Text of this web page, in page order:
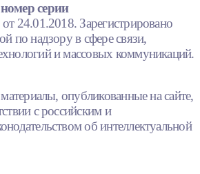
серии
24.01.2018. Зарегистрировано
по надзору в сфере связи,
и массовых коммуникаций.
опубликованные на сайте,
с российским и
об интеллектуальной